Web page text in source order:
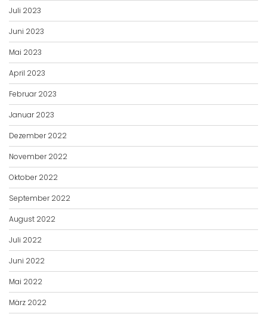
Juli 2023
Juni 2023
Mai 2023
April 2023
Februar 2023
Januar 2023
Dezember 2022
November 2022
Oktober 2022
September 2022
August 2022
Juli 2022
Juni 2022
Mai 2022
März 2022